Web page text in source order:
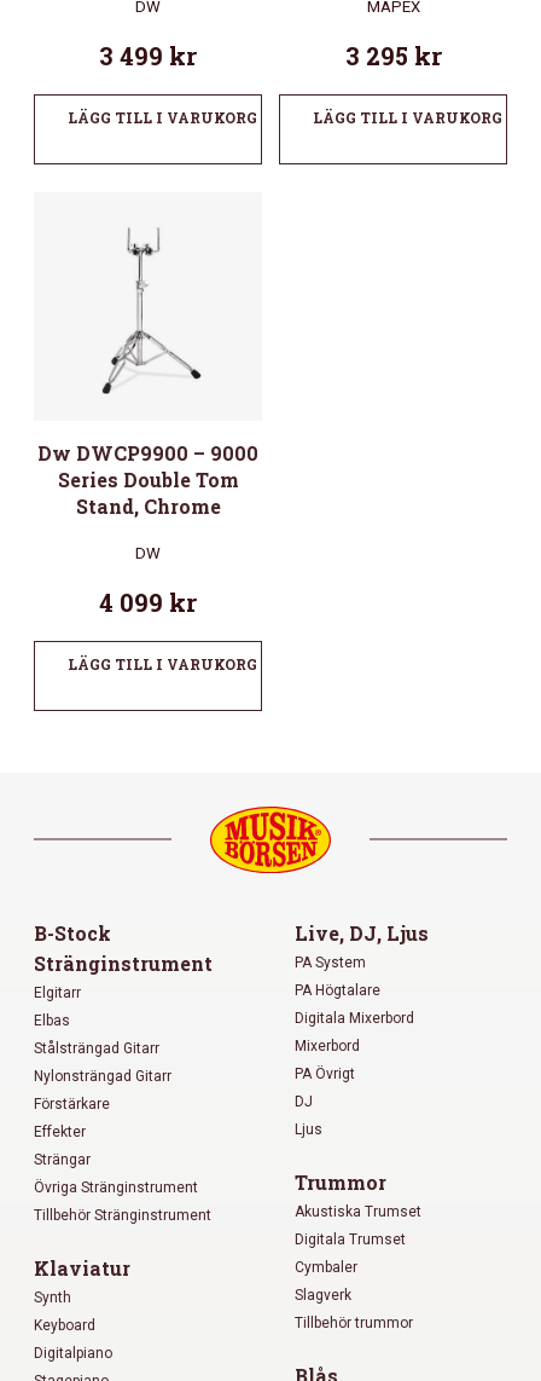
DW
3 499 kr
LÄGG TILL I VARUKORG
MAPEX
3 295 kr
LÄGG TILL I VARUKORG
Dw DWCP9900 – 9000
Series Double Tom
Stand, Chrome
DW
4 099 kr
LÄGG TILL I VARUKORG
B-Stock
Stränginstrument
Elgitarr
Elbas
Stålsträngad Gitarr
Nylonsträngad Gitarr
Förstärkare
Effekter
Strängar
Övriga Stränginstrument
Tillbehör Stränginstrument
Klaviatur
Synth
Keyboard
Digitalpiano
Live, DJ, Ljus
PA System
PA Högtalare
Digitala Mixerbord
Mixerbord
PA Övrigt
DJ
Ljus
Trummor
Akustiska Trumset
Digitala Trumset
Cymbaler
Slagverk
Tillbehör trummor